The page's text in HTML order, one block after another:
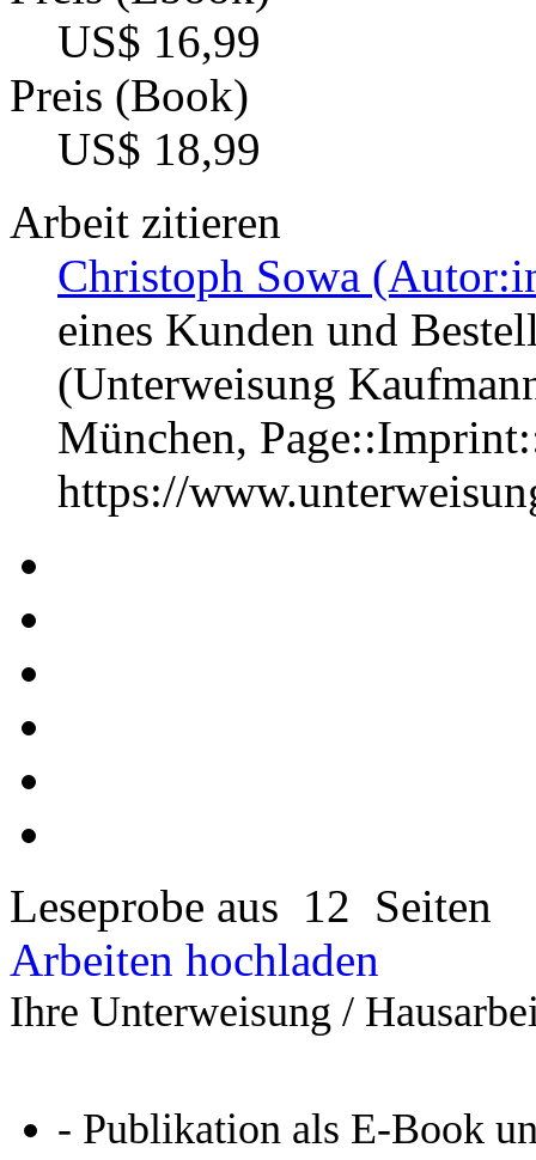
US$ 16,99
Preis (Book)
US$ 18,99
Arbeit zitieren
Christoph Sowa
eines Kunden und
(Unterweisung
München,
https://
Leseprobe aus 12 Seiten
Arbeiten hochladen
Ihre Unterweisung /
- Publikation als E-Book